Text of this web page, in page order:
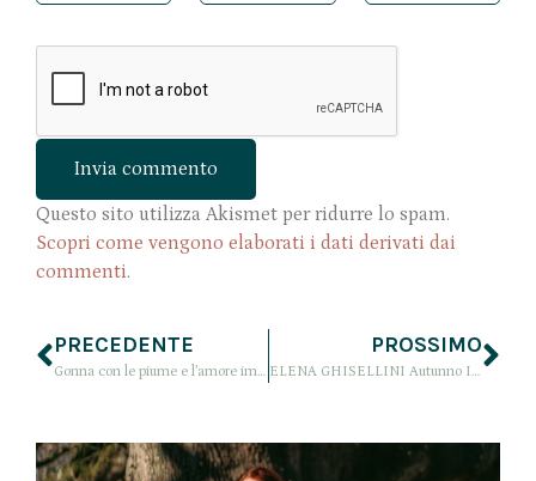
Questo sito utilizza Akismet per ridurre lo spam.
Scopri come vengono elaborati i dati derivati dai
commenti.
PRECEDENTE
Gonna con le piume e l’amore immenso per i cappelli
PROSSIMO
ELENA GHISELLINI Autunno Inverno 2017, Graphic Passion